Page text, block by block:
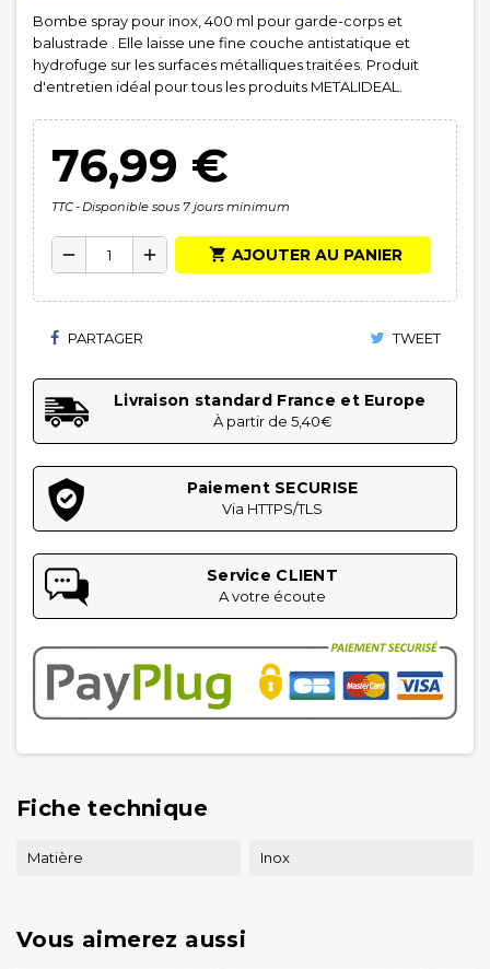
Bombe spray pour inox, 400 ml pour garde-corps et
balustrade . Elle laisse une fine couche antistatique et
hydrofuge sur les surfaces métalliques traitées. Produit
d'entretien idéal pour tous les produits METALIDEAL.
76,99 €
TTC Disponible sous 7 jours minimum
remove add  AJOUTER AU PANIER
PARTAGER TWEET
Livraison standard France et Europe
À partir de 5,40€
Paiement SECURISE
Via HTTPS/TLS
Service CLIENT
A votre écoute
Fiche technique
Matière Inox
Vous aimerez aussi